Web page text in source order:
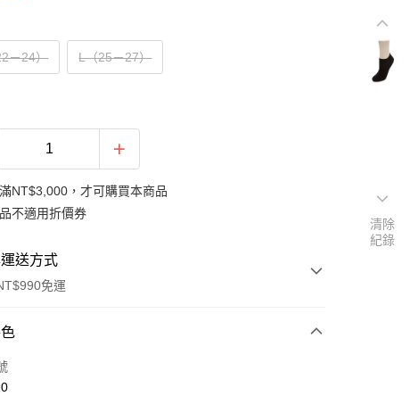
－24） L（25－27）
NT$3,000，才可購買本商品
不適用折價券
送方式
免運
次付款
清除
紀錄